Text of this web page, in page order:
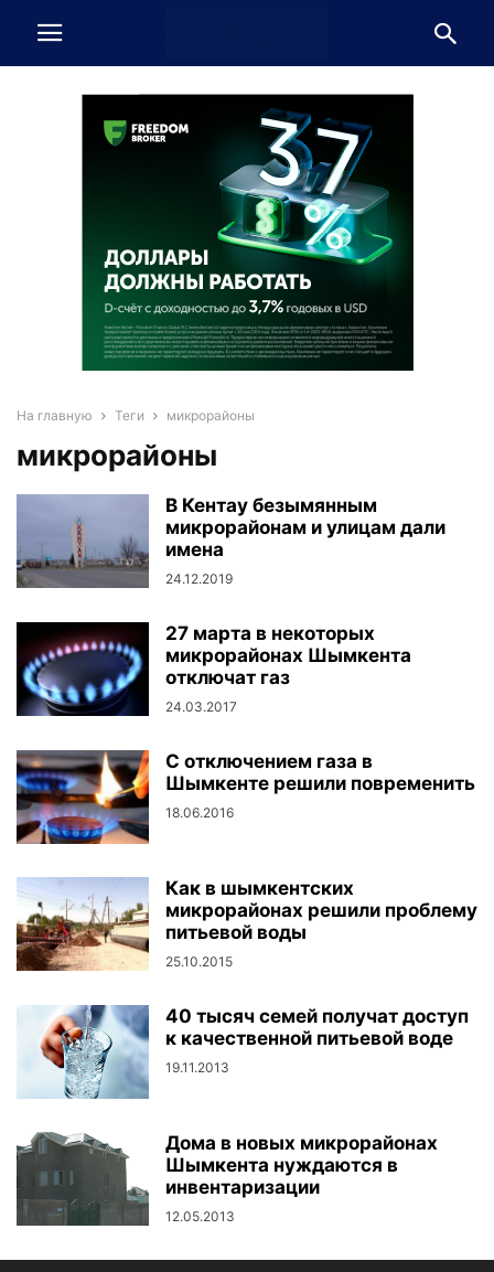
На главную Теги микрорайоны
микрорайоны
В Кентау безымянным
микрорайонам и улицам дали
имена
24.12.2019
27 марта в некоторых
микрорайонах Шымкента
отключат газ
24.03.2017
С отключением газа в
Шымкенте решили повременить
18.06.2016
Как в шымкентских
микрорайонах решили проблему
питьевой воды
25.10.2015
40 тысяч семей получат доступ
к качественной питьевой воде
19.11.2013
Дома в новых микрорайонах
Шымкента нуждаются в
инвентаризации
12.05.2013